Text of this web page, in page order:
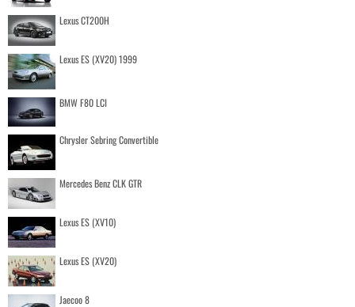
Lexus CT200H
Lexus ES (XV20) 1999
BMW F80 LCI
Chrysler Sebring Convertible
Mercedes Benz CLK GTR
Lexus ES (XV10)
Lexus ES (XV20)
Jaecoo 8